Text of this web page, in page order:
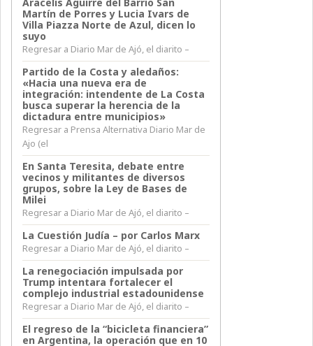
Martín de Porres y Lucia Ivars de
Villa Piazza Norte de Azul, dicen lo
suyo
Regresar a Diario Mar de Ajó, el diarito –
Partido de la Costa y aledaños:
«Hacia una nueva era de
integración: intendente de La Costa
busca superar la herencia de la
dictadura entre municipios»
Regresar a Prensa Alternativa Diario Mar de
Ajo (el
En Santa Teresita, debate entre
vecinos y militantes de diversos
grupos, sobre la Ley de Bases de
Milei
Regresar a Diario Mar de Ajó, el diarito –
La Cuestión Judía – por Carlos Marx
Regresar a Diario Mar de Ajó, el diarito –
La renegociación impulsada por
Trump intentara fortalecer el
complejo industrial estadounidense
Regresar a Diario Mar de Ajó, el diarito –
El regreso de la “bicicleta financiera”
en Argentina, la operación que en 10